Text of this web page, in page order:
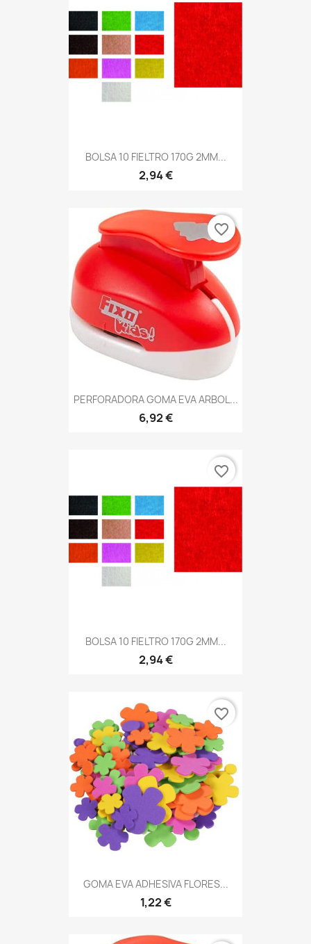
BOLSA 10 FIELTRO 170G 2MM...
2,94 €
PERFORADORA GOMA EVA ARBOL...
6,92 €
favorite_border
BOLSA 10 FIELTRO 170G 2MM...
2,94 €
favorite_border
GOMA EVA ADHESIVA FLORES...
1,22 €
favorite_border